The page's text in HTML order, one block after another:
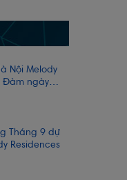
Nội Melody
Đàm ngày
Tháng 9 dự
Residences